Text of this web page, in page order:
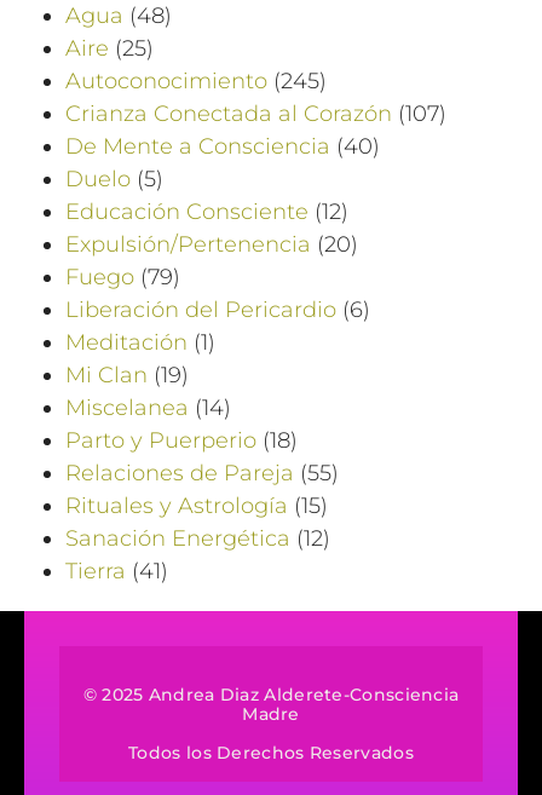
Agua (48)
Aire (25)
Autoconocimiento (245)
Crianza Conectada al Corazón (107)
De Mente a Consciencia (40)
Duelo (5)
Educación Consciente (12)
Expulsión/Pertenencia (20)
Fuego (79)
Liberación del Pericardio (6)
Meditación (1)
Mi Clan (19)
Miscelanea (14)
Parto y Puerperio (18)
Relaciones de Pareja (55)
Rituales y Astrología (15)
Sanación Energética (12)
Tierra (41)
© 2025 Andrea Diaz Alderete-Consciencia
Madre
Todos los Derechos Reservados